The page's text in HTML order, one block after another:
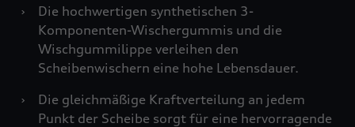
›
Die hochwertigen synthetischen 3-
Komponenten-Wischergummis und die
Wischgummilippe verleihen den
Scheibenwischern eine hohe Lebensdauer.
›
Die gleichmäßige Kraftverteilung an jedem
Punkt der Scheibe sorgt für eine hervorragende